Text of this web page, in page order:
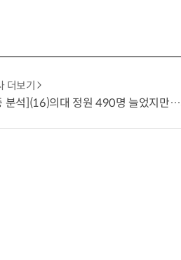
더보기
분석](16)의대 정원 490명 늘었지만…